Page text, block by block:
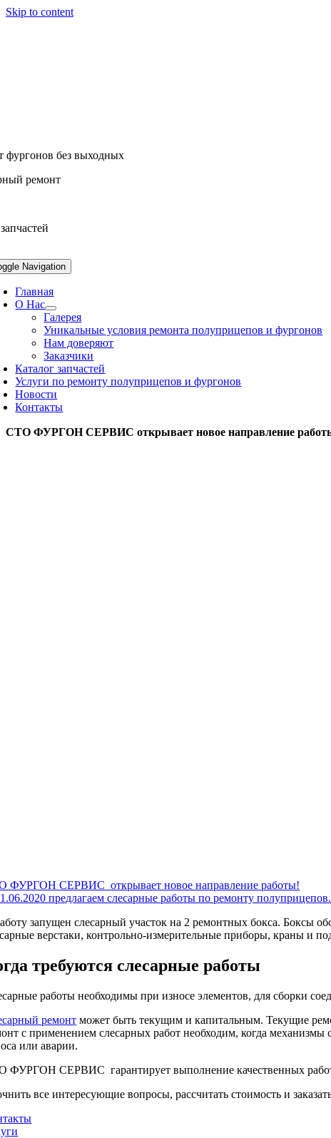
Skip to content
фургонов без выходных
ремонт
Navigation
Главная
О Нас
Галерея
Уникальные условия ремонта полуприцепов и фургонов
Нам доверяют
Заказчики
Каталог запчастей
Услуги по ремонту полуприцепов и фургонов
Новости
Контакты
СТО ФУРГОН СЕРВИС открывает новое направление
ФУРГОН СЕРВИС открывает новое направление работы!
предлагаем слесарные работы по ремонту полуприцепов.
запущен слесарный участок на 2 ремонтных бокса. Боксы
верстаки, контрольно-измерительные приборы, краны и
требуются слесарные работы
работы необходимы при износе элементов, для сборки
ремонт может быть текущим и капитальным. Текущие
с применением слесарных работ необходим, когда механизмы
или аварии.
ФУРГОН СЕРВИС гарантирует выполнение качественных
все интересующие вопросы, рассчитать стоимость и